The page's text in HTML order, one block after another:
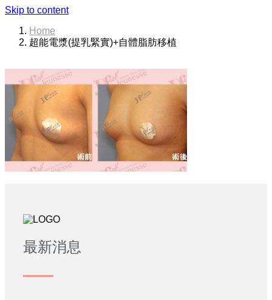
Skip to content
Home
超能電漿(提乳緊實)+自體脂肪移植
最新消息